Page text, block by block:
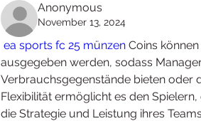
Anonymous
November 13, 2024
ea sports fc 25 münzen Coins
ausgegeben werden, sodass
Verbrauchsgegenstände bieten oder
Flexibilität ermöglicht es den
die Strategie und Leistung ihres